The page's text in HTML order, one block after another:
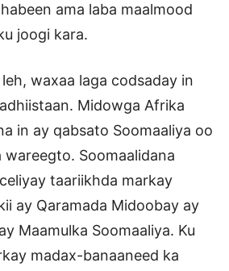
ama laba maalmood
joogi kara.
waxaa laga codsaday in
Midowga Afrika
in ay qabsato Soomaaliya oo
wareegto. Soomaalidana
taariikhda markay
ay Qaramada Midoobay ay
Maamulka Soomaaliya. Ku
madax-banaaneed ka